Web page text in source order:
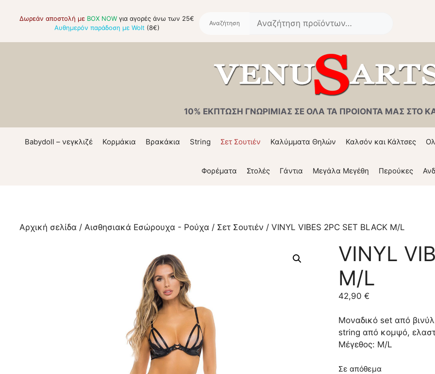
Δωρεάν αποστολή με BOX NOW για αγορές άνω των 25€
Αυθημερόν παράδοση με Wolt(8€)
10% ΕΚΠΤΩΣΗ ΓΝΩΡΙΜΙΑΣ ΣΕ ΟΛΑ ΤΑ ΠΡΟΙΟΝΤΑ ΜΑΣ ΣΤΟ
Babydoll – νεγκλιζέ Κορμάκια Βρακάκια String Σετ Σουτιέν Καλύμματα Θηλών Καλσόν και Κάλτσες
Φορέματα Στολές Γάντια Μεγάλα Μεγέθη Περούκες
Αρχική σελίδα / Αισθησιακά Εσώρουχα - Ρούχα / Σετ Σουτιέν / VINYL VIBES 2PC SET BLACK M/L
VINYL
M/L
42,90€
Μοναδικό set από
string από κομψό,
Μέγεθος: M/L
Σε απόθεμα